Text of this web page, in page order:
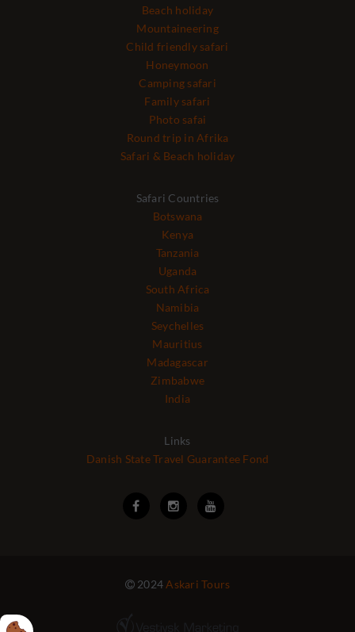
Beach holiday
Mountaineering
Child friendly safari
Honeymoon
Camping safari
Family safari
Photo safai
Round trip in Afrika
Safari & Beach holiday
Safari Countries
Botswana
Kenya
Tanzania
Uganda
South Africa
Namibia
Seychelles
Mauritius
Madagascar
Zimbabwe
India
Links
Danish State Travel Guarantee Fond
  
 2024Askari Tours